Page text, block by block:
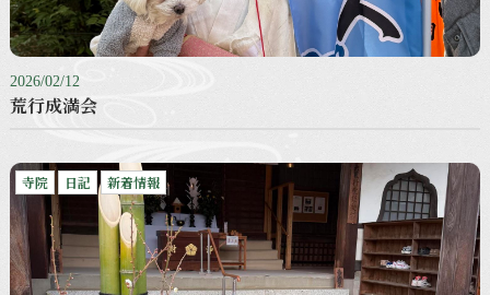
2026/02/12
荒行成満会
寺院 日記 新着情報